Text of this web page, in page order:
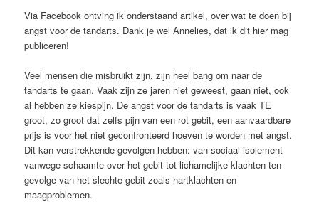
Via Facebook ontving ik onderstaand artikel, over wat te doen bij
angst voor de tandarts. Dank je wel Annelies, dat ik dit hier mag
publiceren!
Veel mensen die misbruikt zijn, zijn heel bang om naar de
tandarts te gaan. Vaak zijn ze jaren niet geweest, gaan niet, ook
al hebben ze kiespijn. De angst voor de tandarts is vaak TE
groot, zo groot dat zelfs pijn van een rot gebit, een aanvaardbare
prijs is voor het niet geconfronteerd hoeven te worden met angst.
Dit kan verstrekkende gevolgen hebben: van sociaal isolement
vanwege schaamte over het gebit tot lichamelijke klachten ten
gevolge van het slechte gebit zoals hartklachten en
maagproblemen.